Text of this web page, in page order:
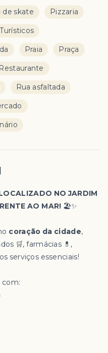
de skate Pizzaria
Praia Praça
Restaurante
Rua asfaltada
NO JARDIM
AO MAR! 🏖️✨
coração da cidade,
🛒, farmácias 💊,
serviços essenciais!
com: